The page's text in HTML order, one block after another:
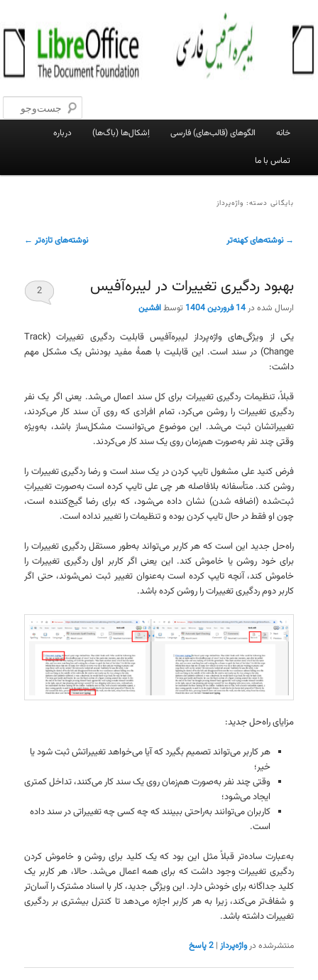
به
محتوای
به
محتوای
لیبره‌آفیس فارسی
وبلاگ فعالان پروژهٔ لیبره‌آفیس فارسی
خانه الگوهای (قالب‌های) فارسی اِشکال‌ها (باگ‌ها) درباره
تماس با ما
بایگانی دسته: واژه‌پرداز
ناوبری
→ نوشته‌های کهنه‌تر نوشته‌های تازه‌تر ←
بهبود ردگیری تغییرات در لیبره‌آفیس
ارسال شده در14 فروردین 1404 توسطافشین
2
یکی از ویژگی‌های واژه‌پرداز لیبره‌آفیس قابلیت ردگیری تغییرات (Track
Change) در سند است. این قابلیت با همهٔ مفید بودنش یک مشکل مهم
داشت:
قبلاً، تنظیمات ردگیری تغییرات برای کل سند اعمال می‌شد. یعنی اگر یک نفر
ردگیری تغییرات را روشن می‌کرد، تمام افرادی که روی آن سند کار می‌کردند،
تغییراتشان ثبت می‌شد. این موضوع می‌توانست مشکل‌ساز باشد، به‌ویژه
وقتی چند نفر به‌صورت هم‌زمان روی یک سند کار می‌کردند.
فرض کنید علی مشغول تایپ کردن در یک سند است و رضا ردگیری تغییرات را
روشن کند. متأسفانه بلافاصله هر چی علی تایپ کرده است به‌صورت تغییراتِ
ثبت‌شده (اضافه شدن) نشان داده می‌شود، که برای رضا گیج‌کننده است،
چون او فقط در حال تایپ کردن بوده و تنظیمات را تغییر نداده است.
راه‌حل جدید این است که هر کاربر می‌تواند به‌طور مستقل ردگیری تغییرات را
برای خود روشن یا خاموش کند. این یعنی اگر کاربر اول ردگیری تغییرات را
خاموش کند، آنچه تایپ کرده است به‌عنوان تغییر ثبت نمی‌شوند، حتی اگر
کاربر دوم ردگیری تغییرات را روشن کرده باشد.
مزایای راه‌حل جدید:
هر کاربر می‌تواند تصمیم بگیرد که آیا می‌خواهد تغییراتش ثبت شود یا
خیر؛
وقتی چند نفر به‌صورت هم‌زمان روی یک سند کار می‌کنند، تداخل کمتری
ایجاد می‌شود؛
کاربران می‌توانند به‌راحتی ببینند که چه کسی چه تغییراتی در سند داده
است.
به‌عبارت ساده‌تر قبلاً مثل این بود که یک کلید برای روشن و خاموش کردن
ردگیری تغییرات وجود داشت که برای همه اعمال می‌شد. حالا، هر کاربر یک
کلید جداگانه برای خودش دارد. این ویژگی جدید، کار با اسناد مشترک را آسان‌تر
و شفاف‌تر می‌کند، زیرا به هر کاربر اجازه می‌دهد تا کنترل بیشتری بر ردگیری
تغییرات داشته باشد.
منتشرشده در واژه‌پرداز |
2پاسخ